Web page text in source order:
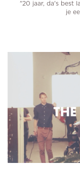
"20 jaar, da's best
je